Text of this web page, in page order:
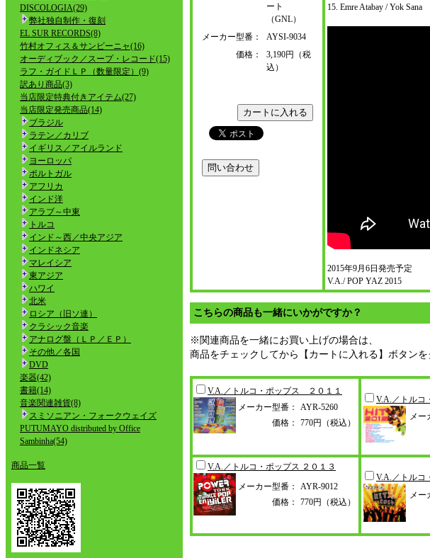
DISCOLOGIA(29)
弊社独自制作・復刻
EL SUR RECORDS(8)
竹村オフィス＆サンビーニャ(16)
オーディブック／スープ・レコード(15)
ラフ・ガイドＬＰ（数量限定）(9)
訳あり商品(3)
当店限定特典付きアイテム(27)
当店限定発売商品(14)
ブラジル
ラテン／カリブ
イギリス／アイルランド
ヨーロッパ
ポルトガル
アフリカ
インド洋
アラブ～中東
トルコ
インド～西／中央アジア
インドネシア
マレイシア
東アジア
ハワイ
北米
ロシア（旧ソ連）
クラシック音楽
アナログ盤（ＬＰ／ＥＰ）
その他／各国
DVD
楽器(42)
書籍(14)
音楽関連雑貨(8)
スミソニアン・フォークウェイズ
PUTUMAYO distributed by Office
Sambinha(54)
商品一覧
ート
（GNL）
メーカー型番：
AYSI-9034
価格：
3,190円（税
込）
15. Emre Atabay / Yok Sana
2015年9月6日発売予定
V.A./ POP YAZ 2015
こちらの商品も一緒にいかがですか？
※関連商品を一緒にお買い上げの場合は、
商品をチェックしてから【カートに入れる】ボタンを
V.A.／トルコ・ポップス ２０１１
メーカー型番：
AYR-5260
価格：
770円（税込）
V.A.／トル
メー
V.A.／トルコ・ポップス ２０１３
メーカー型番：
AYR-9012
価格：
770円（税込）
V.A.／トルコ
メー